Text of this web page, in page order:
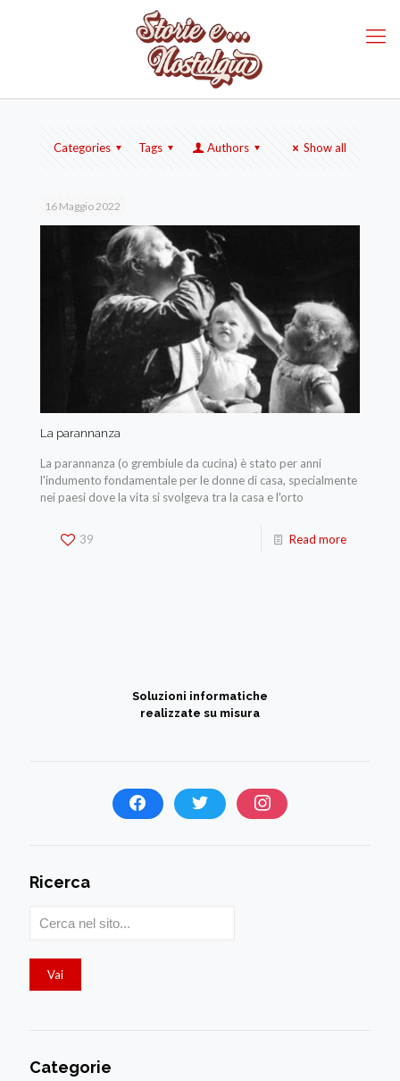
Categories Tags Authors Show all
16 Maggio 2022
La parannanza
La parannanza (o grembiule da cucina) è stato per anni
l'indumento fondamentale per le donne di casa, specialmente
nei paesi dove la vita si svolgeva tra la casa e l'orto
39 Read more
Soluzioni informatiche
realizzate su misura
Ricerca
Categorie